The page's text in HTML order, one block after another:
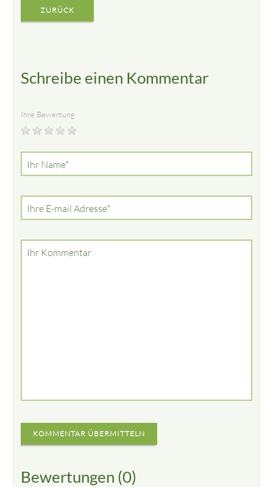
ZURÜCK
Schreibe einen Kommentar
Ihre Bewertung
Pflichtfeld
Ihr Name*
Pflichtfeld
Ihre E-mail Adresse*
Ihr Kommentar
KOMMENTAR ÜBERMITTELN
Bewertungen (0)